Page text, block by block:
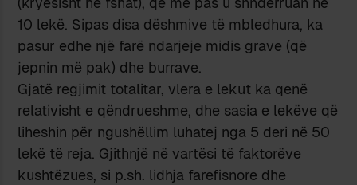
10 lekë. Sipas disa dëshmive të mbledhura, ka
pasur edhe një farë ndarjeje midis grave (që
jepnin më pak) dhe burrave.
Gjatë regjimit totalitar, vlera e lekut ka qenë
relativisht e qëndrueshme, dhe sasia e lekëve që
liheshin për ngushëllim luhatej nga 5 deri në 50
lekë të reja. Gjithnjë në vartësi të faktorëve
kushtëzues, si p.sh. lidhja farefisnore dhe